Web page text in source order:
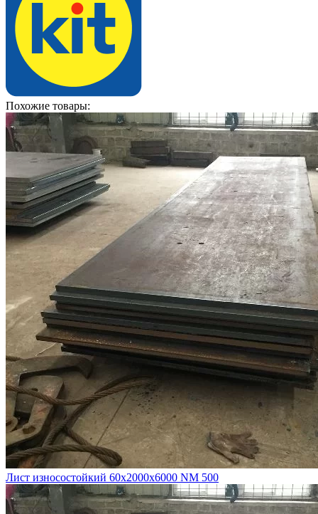
Похожие товары:
Лист износостойкий 60х2000х6000 NM 500